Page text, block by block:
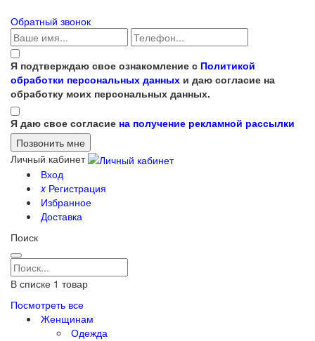
Обратный звонок
Я подтверждаю свое ознакомление с Политикой
обработки персональных данных и даю согласие на
обработку моих персональных данных.
Я даю свое согласие на получение рекламной рассылки
Личный кабинет
Вход
xРегистрация
Избранное
Доставка
Поиск
В списке 1 товар
Посмотреть все
Женщинам
Одежда